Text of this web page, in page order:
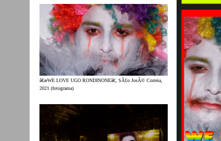
â€œWE LOVE UGO RONDINONEâ€, SÃ£o JosÃ© Correia,
2021 (fotograma)